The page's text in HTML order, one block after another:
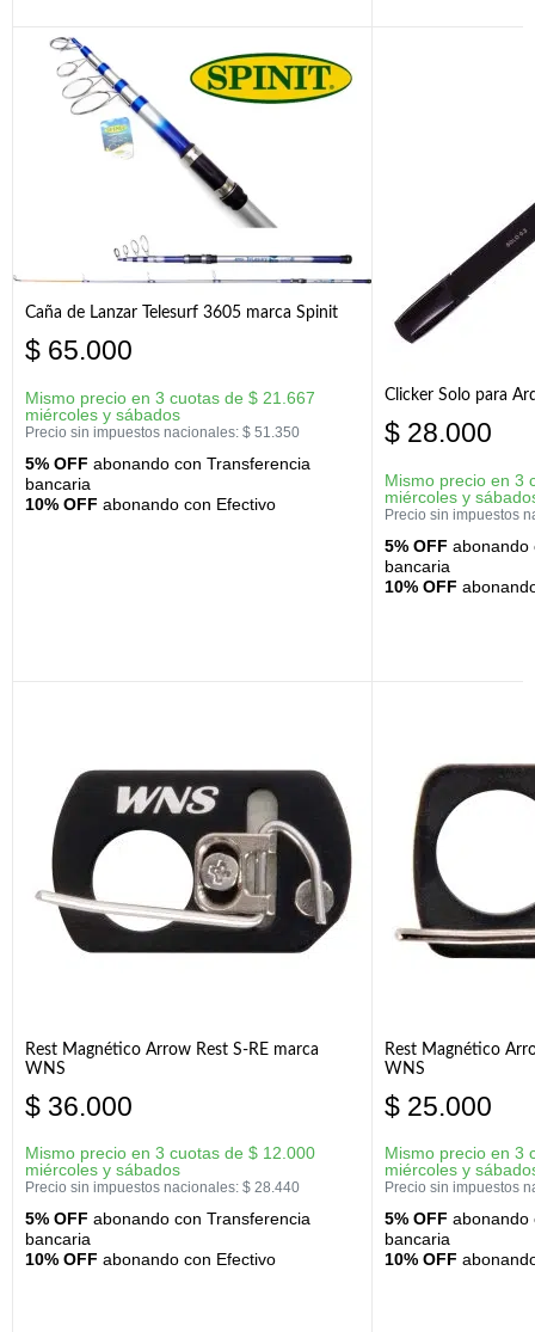
Caña de Lanzar Telesurf 3605 marca Spinit
$ 65.000
Mismo precio en 3 cuotas de $ 21.667
miércoles y sábados
Precio sin impuestos nacionales: $ 51.350
5% OFF abonando con Transferencia
bancaria
10% OFF abonando con Efectivo
Clicker Solo para
$ 28.000
Mismo precio en 3
miércoles y
Precio sin impuestos
5% OFF abonando
bancaria
10% OFF
Rest Magnético Arrow Rest S-RE marca
WNS
$ 36.000
Mismo precio en 3 cuotas de $ 12.000
miércoles y sábados
Precio sin impuestos nacionales: $ 28.440
5% OFF abonando con Transferencia
bancaria
10% OFF abonando con Efectivo
Rest Magnético
WNS
$ 25.000
Mismo precio en 3
miércoles y
Precio sin impuestos
5% OFF abonando
bancaria
10% OFF